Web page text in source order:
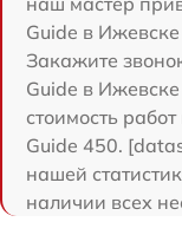
Guide в
Закажите
Guide в
стоимость
Guide 450.
нашей
наличии всех